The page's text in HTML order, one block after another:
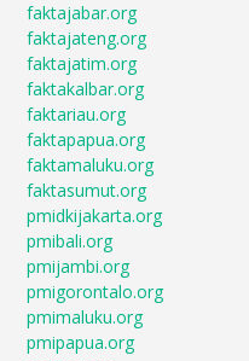
faktajabar.org
faktajateng.org
faktajatim.org
faktakalbar.org
faktariau.org
faktapapua.org
faktamaluku.org
faktasumut.org
pmidkijakarta.org
pmibali.org
pmijambi.org
pmigorontalo.org
pmimaluku.org
pmipapua.org